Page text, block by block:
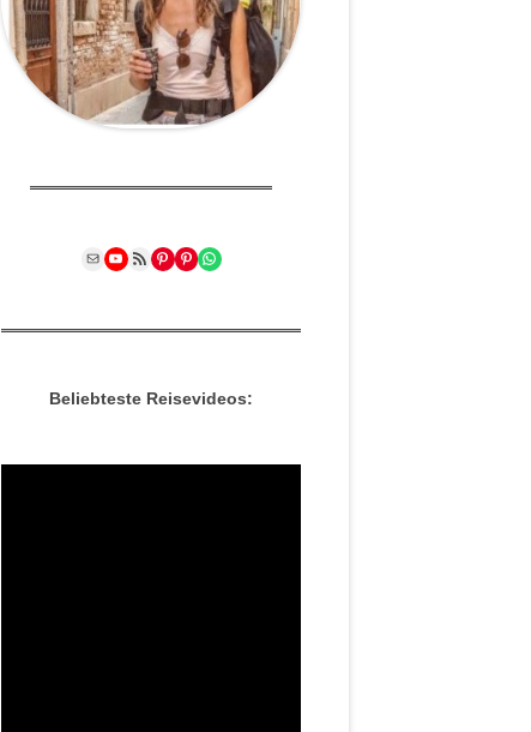
MailYouTube
RSS FeedPinterest
Pinterest
WhatsApp
Beliebteste Reisevideos: